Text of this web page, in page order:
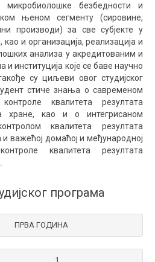
безбедности и
њеном сегменту (сировине,
производи) за све субјекте у
и организација, реализација и
анализа у акредитованим и
и институција које се баве научно
су циљеви овог студијског
стиче знања о савременом
квалитета резултата
хране, као и о интегрисаном
квалитета резултата
важећој домаћој и међународној
квалитета резултата
програма
ПРВА ГОДИНА
1.